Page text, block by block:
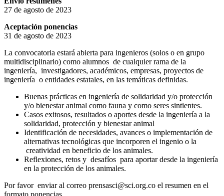
27 de agosto de 2023
Aceptación ponencias
31 de agosto de 2023
La convocatoria estará abierta para ingenieros (solos o en grupo
multidisciplinario) como alumnos de cualquier rama de la
ingeniería, investigadores, académicos, empresas, proyectos de
ingeniería o entidades estatales, en las temáticas definidas.
Buenas prácticas en ingeniería de solidaridad y/o protección
y/o bienestar animal como fauna y como seres sintientes.
Casos exitosos, resultados o aportes desde la ingeniería a la
solidaridad, protección y bienestar animal
Identificación de necesidades, avances o implementación de
alternativas tecnológicas que incorporen el ingenio o la
creatividad en beneficio de los animales.
Reflexiones, retos y desafíos para aportar desde la ingeniería
en la protección de los animales.
Por favor enviar al correo prensasci@sci.org.co el resumen en el